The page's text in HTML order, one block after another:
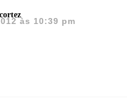
às 10:39 pm